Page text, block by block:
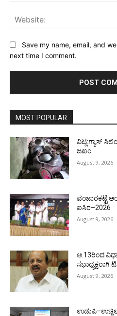
Save my name, email, and
next time I comment.
MOST POPULAR
ವಿಟ್ಲ:ಗ್ಯಾಸ್
ಜಖಂ
August 9, 2026
ವಂಜಾರಕಟ್ಟೆ
ಐಸಿರ–2026
August 9, 2026
ಆ.13ರಿಂದ
August 9, 2026